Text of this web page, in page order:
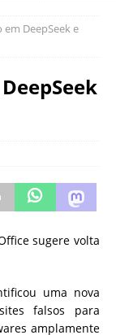
DeepSeek e
sugere volta
uma nova
falsos para
amplamente